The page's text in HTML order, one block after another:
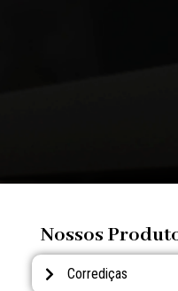
Nossos
Corrediças